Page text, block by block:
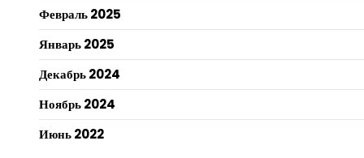
Февраль 2025
Январь 2025
Декабрь 2024
Ноябрь 2024
Июнь 2022